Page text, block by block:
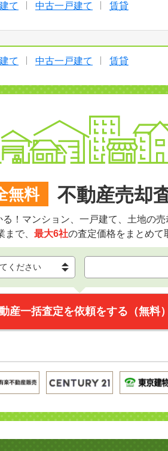
て 中古一戸建て 賃貸
て 中古一戸建て 賃貸
無料 不動産売却
！マンション、一戸建て、土地の売
で、 最大6社の査定価格をまとめて
産一括査定を依頼をする（無料）